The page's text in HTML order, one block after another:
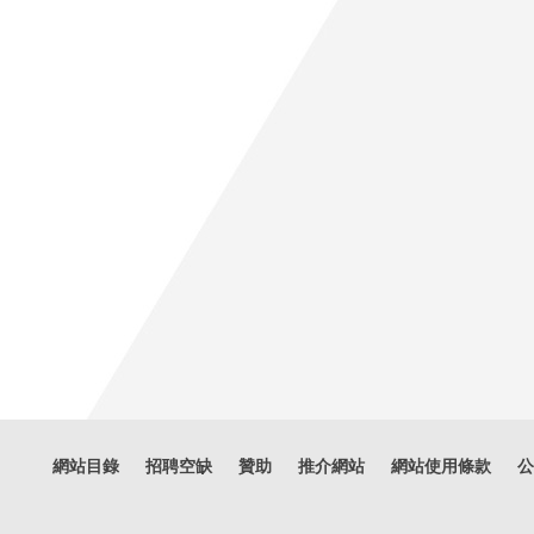
網站目錄 招聘空缺 贊助 推介網站 網站使用條款